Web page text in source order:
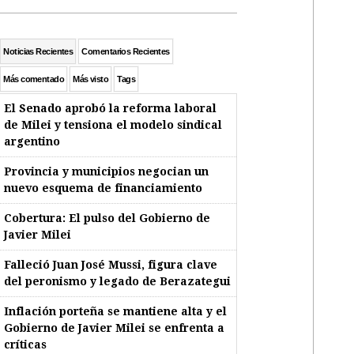
Noticias Recientes Comentarios Recientes
Más comentado Más visto Tags
El Senado aprobó la reforma laboral
de Milei y tensiona el modelo sindical
argentino
Provincia y municipios negocian un
nuevo esquema de financiamiento
Cobertura: El pulso del Gobierno de
Javier Milei
Falleció Juan José Mussi, figura clave
del peronismo y legado de Berazategui
Inflación porteña se mantiene alta y el
Gobierno de Javier Milei se enfrenta a
críticas